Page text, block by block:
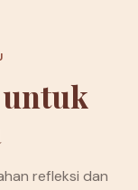
refleksi dan